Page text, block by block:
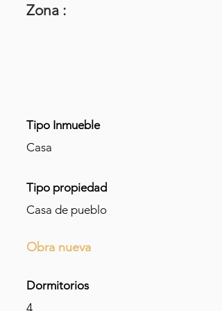
Zona :
Tipo Inmueble
Casa
Tipo propiedad
Casa de pueblo
Obra nueva
Dormitorios